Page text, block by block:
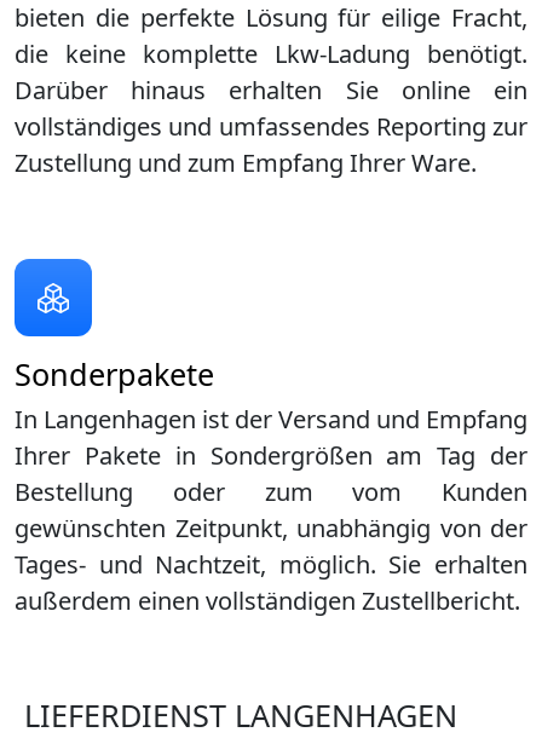
bieten die perfekte Lösung für eilige Fracht,
die keine komplette Lkw-Ladung benötigt.
Darüber hinaus erhalten Sie online ein
vollständiges und umfassendes Reporting zur
Zustellung und zum Empfang Ihrer Ware.
Sonderpakete
In Langenhagen ist der Versand und Empfang
Ihrer Pakete in Sondergrößen am Tag der
Bestellung oder zum vom Kunden
gewünschten Zeitpunkt, unabhängig von der
Tages- und Nachtzeit, möglich. Sie erhalten
außerdem einen vollständigen Zustellbericht.
LIEFERDIENST LANGENHAGEN